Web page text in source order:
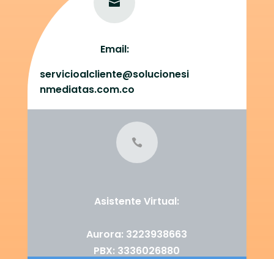

Email:
servicioalcliente@solucionesi
nmediatas.com.co

Asistente Virtual:
Aurora: 3223938663
PBX: 3336026880